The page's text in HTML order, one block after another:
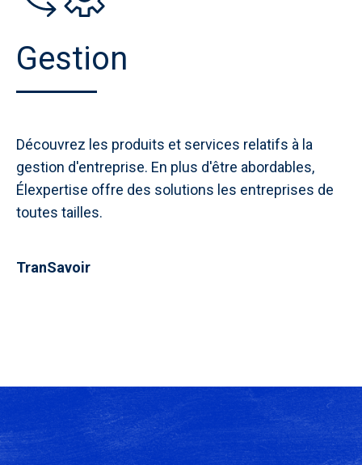
Gestion
Découvrez les produits et services relatifs à la
gestion d'entreprise. En plus d'être abordables,
Élexpertise offre des solutions les entreprises de
toutes tailles.
TranSavoir